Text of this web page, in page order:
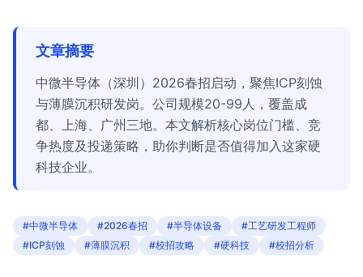
文章摘要
中微半导体（深圳）2026春招启动，聚焦ICP刻蚀
与薄膜沉积研发岗。公司规模20-99人，覆盖成
都、上海、广州三地。本文解析核心岗位门槛、竞
争热度及投递策略，助你判断是否值得加入这家硬
科技企业。
#中微半导体 #2026春招 #半导体设备
#工艺研发工程师
#ICP刻蚀
#薄膜沉积 #校招攻略 #硬科技 #校招分析